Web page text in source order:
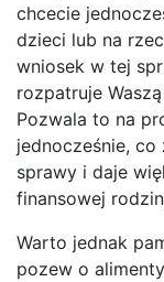
chcecie
dzieci lub na
wniosek w tej
rozpatruje
Pozwala to na
jednocześnie,
sprawy i daje
finansowej
Warto jednak
pozew o